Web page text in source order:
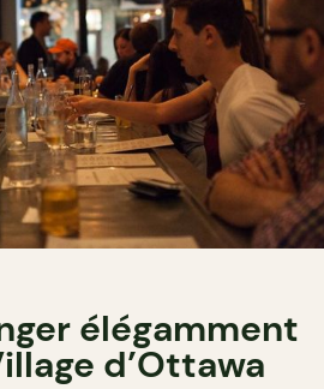
élégamment
d’Ottawa